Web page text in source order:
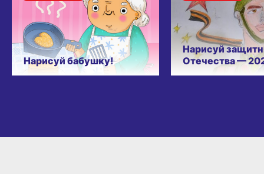
Нарисуй бабушку!
Нарисуй
Отечества —